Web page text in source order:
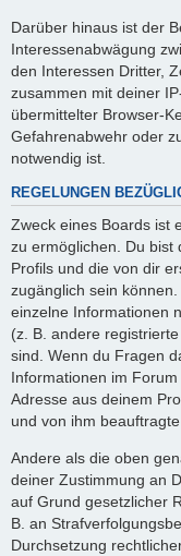
Darüber hinaus ist der
Interessenabwägung
den Interessen Dritter,
zusammen mit deiner
übermittelter Browser-
Gefahrenabwehr oder
notwendig ist.
REGELUNGEN
Zweck eines Boards ist
zu ermöglichen. Du bist
Profils und die von dir
zugänglich sein
einzelne Informationen
(z. B. andere
sind. Wenn du Fragen
Informationen im
Adresse aus deinem
und von ihm
Andere als die oben
deiner Zustimmung an
auf Grund gesetzlicher
B. an
Durchsetzung